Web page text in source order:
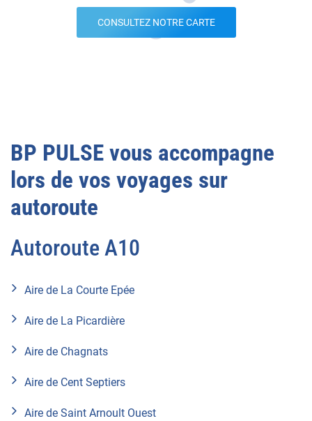
CONSULTEZ NOTRE CARTE
BP PULSE vous accompagne
lors de vos voyages sur
autoroute
Autoroute A10
Aire de La Courte Epée
Aire de La Picardière
Aire de Chagnats
Aire de Cent Septiers
Aire de Saint Arnoult Ouest